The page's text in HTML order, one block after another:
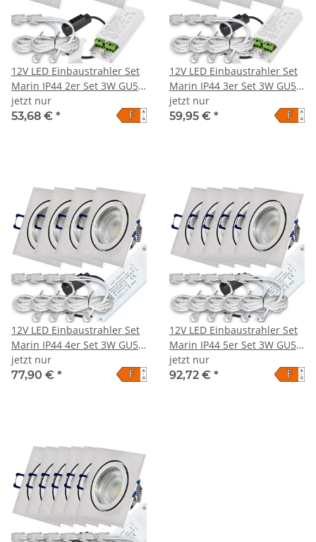
12V LED Einbaustrahler Set
Marin IP44 2er Set 3W GU5.3
MR16 120cm AMP Kabel
inkl. Trafo
jetzt nur
53,68 € * A
↑
G
F
12V LED Einbaustrahler Set
Marin IP44 3er Set 3W GU5.3
MR16 120cm AMP Kabel
inkl. Trafo
jetzt nur
59,95 € * A
↑
G
F
12V LED Einbaustrahler Set
Marin IP44 4er Set 3W GU5.3
MR16 120cm AMP Kabel
inkl. Trafo
jetzt nur
77,90 € * A
↑
G
F
12V LED Einbaustrahler Set
Marin IP44 5er Set 3W GU5.3
MR16 120cm AMP Kabel
inkl. Trafo
jetzt nur
92,72 € * A
↑
G
F